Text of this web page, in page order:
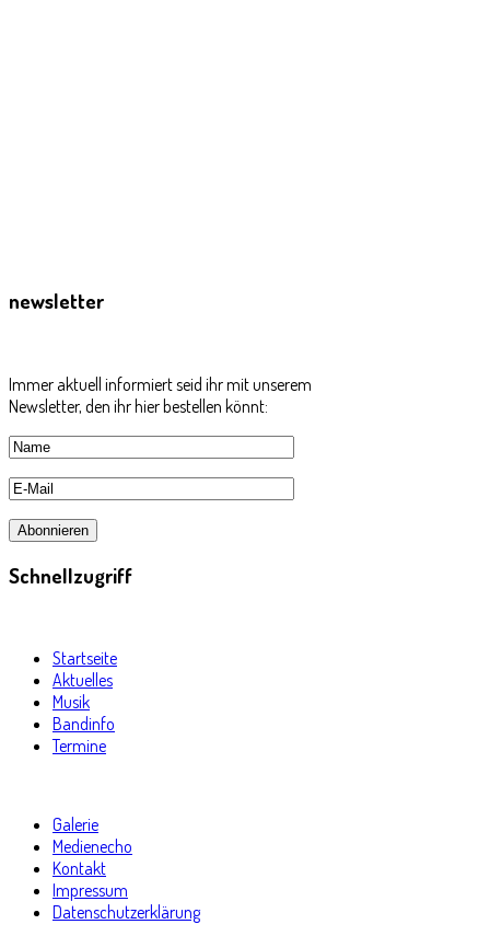
newsletter
Immer aktuell informiert seid ihr mit unserem
Newsletter, den ihr hier bestellen könnt:
Schnellzugriff
Startseite
Aktuelles
Musik
Bandinfo
Termine
Galerie
Medienecho
Kontakt
Impressum
Datenschutzerklärung